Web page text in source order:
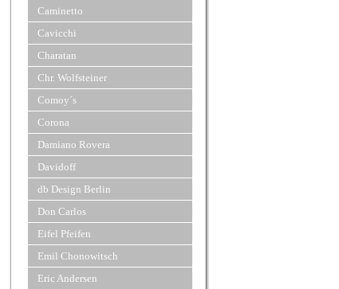
Caminetto
Cavicchi
Charatan
Chr. Wolfsteiner
Comoy´s
Corona
Damiano Rovera
Davidoff
db Design Berlin
Don Carlos
Eifel Pfeifen
Emil Chonowitsch
Eric Andersen